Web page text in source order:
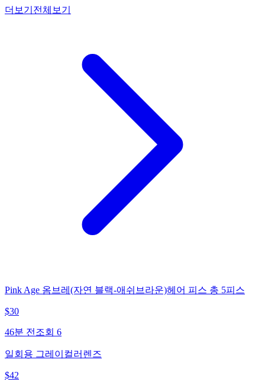
더보기 전체보기
Pink Age 옴브레(자연 블랙-애쉬브라운)헤어 피스 총 5피스
$30
46분 전 조회 6
일회용 그레이컬러렌즈
$42